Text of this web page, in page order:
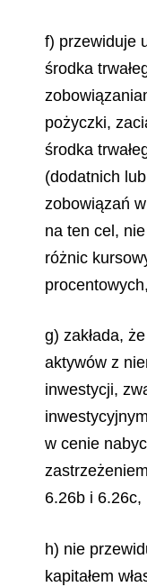
f) przewiduje
środka
pożyczki,
środka
(dodatnich
zobowiązań
na ten cel,
różnic
procentowych,
g) zakłada,
aktywów z
inwestycji,
w cenie
6.26b i 6.26c,
h) nie
kapitałem